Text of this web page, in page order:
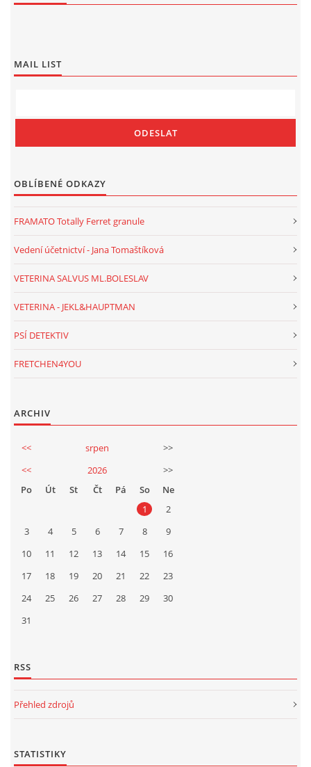
MAIL LIST
OBLÍBENÉ ODKAZY
FRAMATO Totally Ferret granule
Vedení účetnictví - Jana Tomaštíková
VETERINA SALVUS ML.BOLESLAV
VETERINA - JEKL&HAUPTMAN
PSÍ DETEKTIV
FRETCHEN4YOU
ARCHIV
<< srpen
>>
<<
2026
>>
Po
Út St Čt Pá So
Ne
1
2
3
4 5 6 7 8
9
10
11 12 13 14 15
16
17
18 19 20 21 22
23
24
25 26 27 28 29
30
31
RSS
Přehled zdrojů
STATISTIKY